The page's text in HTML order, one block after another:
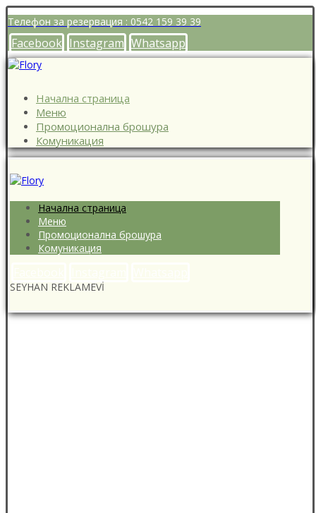
Телефон за резервация : 0542 159 39 39
Facebook Instagram Whatsapp
Начална страница
Меню
Промоционална брошура
Комуникация
Начална страница
Меню
Промоционална брошура
Комуникация
SEYHAN REKLAMEVİ